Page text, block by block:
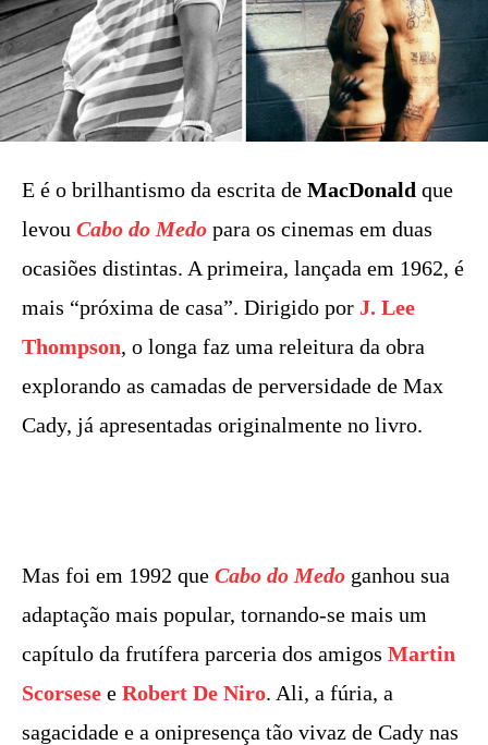
E é o brilhantismo da escrita de MacDonald que
levou Cabo do Medo para os cinemas em duas
ocasiões distintas. A primeira, lançada em 1962, é
mais “próxima de casa”. Dirigido por J. Lee
Thompson, o longa faz uma releitura da obra
explorando as camadas de perversidade de Max
Cady, já apresentadas originalmente no livro.
Mas foi em 1992 que Cabo do Medo ganhou sua
adaptação mais popular, tornando-se mais um
capítulo da frutífera parceria dos amigos Martin
Scorsese e Robert De Niro. Ali, a fúria, a
sagacidade e a onipresença tão vivaz de Cady nas